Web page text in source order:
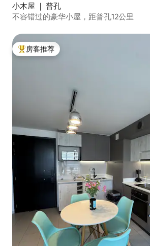
小木屋 ｜ 普孔
不容错过的豪华小屋，距普孔12公里
热门「房客推荐」
房客推荐